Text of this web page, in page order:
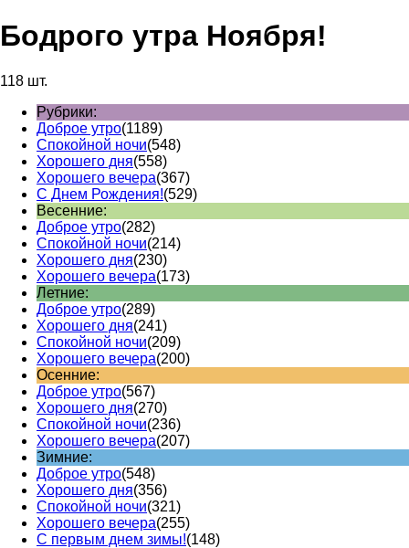
Бодрого утра Ноября!
118 шт.
Рубрики:
Доброе утро(1189)
Спокойной ночи(548)
Хорошего дня(558)
Хорошего вечера(367)
С Днем Рождения!(529)
Весенние:
Доброе утро(282)
Спокойной ночи(214)
Хорошего дня(230)
Хорошего вечера(173)
Летние:
Доброе утро(289)
Хорошего дня(241)
Спокойной ночи(209)
Хорошего вечера(200)
Осенние:
Доброе утро(567)
Хорошего дня(270)
Спокойной ночи(236)
Хорошего вечера(207)
Зимние:
Доброе утро(548)
Хорошего дня(356)
Спокойной ночи(321)
Хорошего вечера(255)
С первым днем зимы!(148)